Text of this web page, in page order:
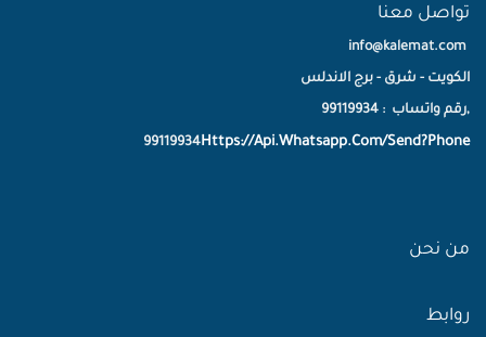
تواصل معنا
info@kalemat.com
الكويت - شرق - برج الاندلس
,رقم واتساب : 99119934
Https://Api.Whatsapp.Com/Send?Phone
99119934
من نحن
روابط